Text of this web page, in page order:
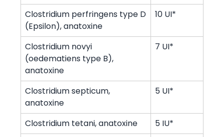
Clostridium perfringens type D
(Epsilon), anatoxine
10 UI*
Clostridium novyi
(oedematiens type B),
anatoxine
7 UI*
Clostridium septicum,
anatoxine
5 UI*
Clostridium tetani, anatoxine 5 IU*